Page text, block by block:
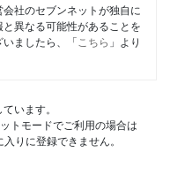
社のセブンネットが独自に
異なる可能性があることを
ましたら、「 こちら 」より
います。
トモードでご利用の場合は
りに登録できません。